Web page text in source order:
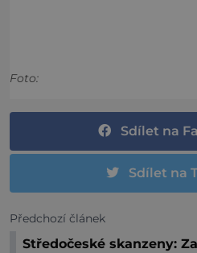
Foto:
Sdílet na
Sdílet na
Předchozí článek
Středočeské skanzeny: